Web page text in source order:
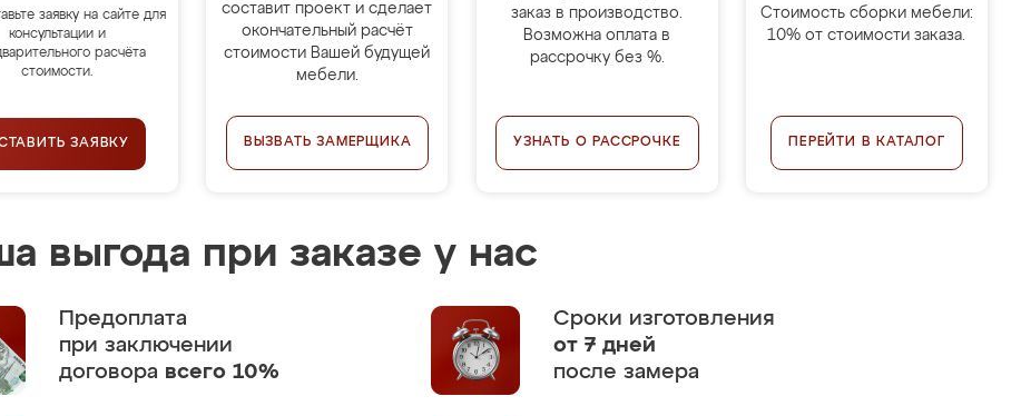
заявку на сайте для
консультации и
расчёта
стоимости.
ЗАЯВКУ
составит проект и сделает
окончательный расчёт
стоимости Вашей будущей
мебели.
ВЫЗВАТЬ ЗАМЕРЩИКА
заказ в производство.
Возможна оплата в
рассрочку без %.
УЗНАТЬ О РАССРОЧКЕ
Стоимость сборки мебели:
10% от стоимости заказа.
ПЕРЕЙТИ В КАТАЛОГ
выгода при заказе у нас
Предоплата
при заключении
договора всего 10%
Сроки изготовления
от 7 дней
после замера